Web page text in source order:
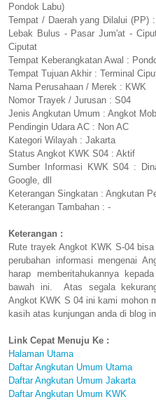
Pondok Labu)
Tempat / Daerah yang Dilalui (PP)
Lebak Bulus - Pasar Jum'at -
Ciputat
Tempat Keberangkatan Awal :
Tempat Tujuan Akhir : Terminal
Nama Perusahaan / Merek : KWK
Nomor Trayek / Jurusan : S04
Jenis Angkutan Umum : Angkot
Pendingin Udara AC : Non AC
Kategori Wilayah : Jakarta
Status Angkot KWK S04 : Aktif
Sumber Informasi KWK S04 :
Google, dll
Keterangan Singkatan : Angkutan
Keterangan Tambahan : -
Keterangan :
Rute trayek Angkot KWK S-04
perubahan informasi mengenai
harap memberitahukannya
bawah ini. Atas segala
Angkot KWK S 04 ini kami mohon
kasih atas kunjungan anda di blog
Link Cepat Menuju Ke :
Halaman Utama
Daftar Angkutan Umum Utama
Daftar Angkutan Umum Jakarta
Daftar Angkutan Umum KWK